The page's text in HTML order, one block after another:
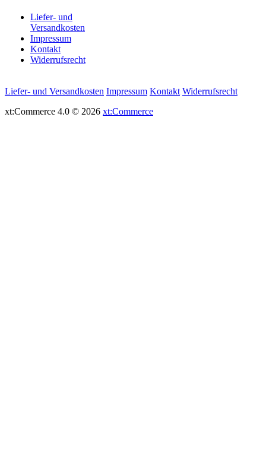
Liefer- und
Versandkosten
Impressum
Kontakt
Widerrufsrecht
Liefer- und Versandkosten Impressum Kontakt Widerrufsrecht
xt:Commerce 4.0 © 2026 xt:Commerce